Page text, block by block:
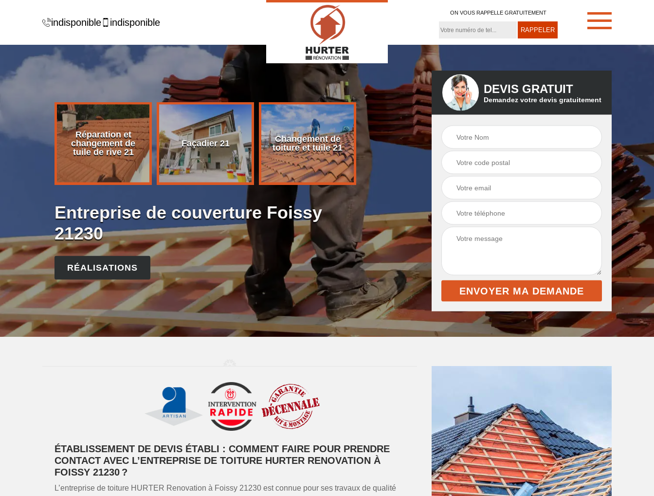
indisponible indisponible
ON VOUS RAPPELLE GRATUITEMENT
de
Réparation et
changement de
tuile de rive 21
Façadier 21
Changement de
toiture et tuile 21
Rénovation de
toiture 21
Démoussage de
toiture 21
Couvreur zingueur
21
Entreprise de couverture Foissy
21230
RÉALISATIONS
DEVIS GRATUIT
Demandez votre devis gratuitement
ÉTABLISSEMENT DE DEVIS ÉTABLI : COMMENT FAIRE POUR PRENDRE
CONTACT AVEC L’ENTREPRISE DE TOITURE HURTER RENOVATION À
FOISSY 21230 ?
L’entreprise de toiture HURTER Renovation à Foissy 21230 est connue pour ses travaux de qualité